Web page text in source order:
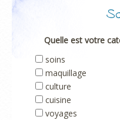
Quelle est votre
soins
maquillage
culture
cuisine
voyages